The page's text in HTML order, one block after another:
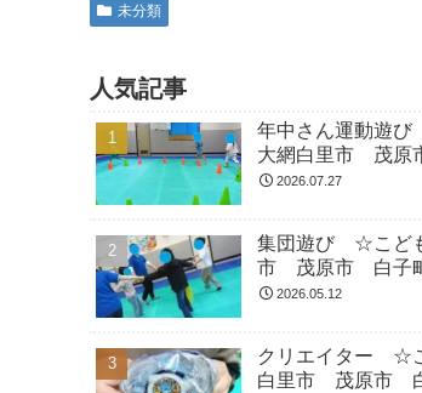
未分類
人気記事
年中さん運動遊
大網白里市 茂原
2026.07.27
集団遊び ☆こど
市 茂原市 白子
2026.05.12
クリエイター ☆
白里市 茂原市